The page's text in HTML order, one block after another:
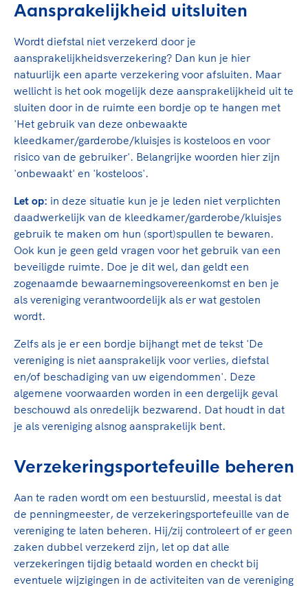
Aansprakelijkheid uitsluiten
Wordt diefstal niet verzekerd door je
aansprakelijkheidsverzekering? Dan kun je hier
natuurlijk een aparte verzekering voor afsluiten. Maar
wellicht is het ook mogelijk deze aansprakelijkheid uit te
sluiten door in de ruimte een bordje op te hangen met
'Het gebruik van deze onbewaakte
kleedkamer/garderobe/kluisjes is kosteloos en voor
risico van de gebruiker'. Belangrijke woorden hier zijn
'onbewaakt' en 'kosteloos'.
Let op: in deze situatie kun je je leden niet verplichten
daadwerkelijk van de kleedkamer/garderobe/kluisjes
gebruik te maken om hun (sport)spullen te bewaren.
Ook kun je geen geld vragen voor het gebruik van een
beveiligde ruimte. Doe je dit wel, dan geldt een
zogenaamde bewaarnemingsovereenkomst en ben je
als vereniging verantwoordelijk als er wat gestolen
wordt.
Zelfs als je er een bordje bijhangt met de tekst 'De
vereniging is niet aansprakelijk voor verlies, diefstal
en/of beschadiging van uw eigendommen'. Deze
algemene voorwaarden worden in een dergelijk geval
beschouwd als onredelijk bezwarend. Dat houdt in dat
je als vereniging alsnog aansprakelijk bent.
Verzekeringsportefeuille beheren
Aan te raden wordt om een bestuurslid, meestal is dat
de penningmeester, de verzekeringsportefeuille van de
vereniging te laten beheren. Hij/zij controleert of er geen
zaken dubbel verzekerd zijn, let op dat alle
verzekeringen tijdig betaald worden en checkt bij
eventuele wijzigingen in de activiteiten van de vereniging